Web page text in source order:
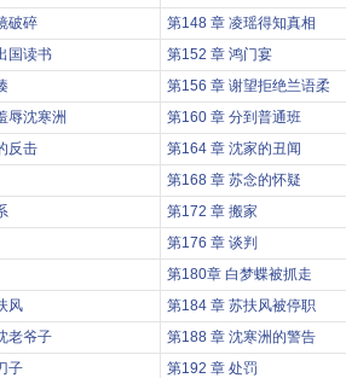
破碎
第148 章 凌瑶得知真相
国读书
第152 章 鸿门宴
第156 章 谢望拒绝兰语柔
辱沈寒洲
第160 章 分到普通班
反击
第164 章 沈家的丑闻
第168 章 苏念的怀疑
第172 章 搬家
第176 章 谈判
第180章 白梦蝶被抓走
风
第184 章 苏扶风被停职
老爷子
第188 章 沈寒洲的警告
子
第192 章 处罚